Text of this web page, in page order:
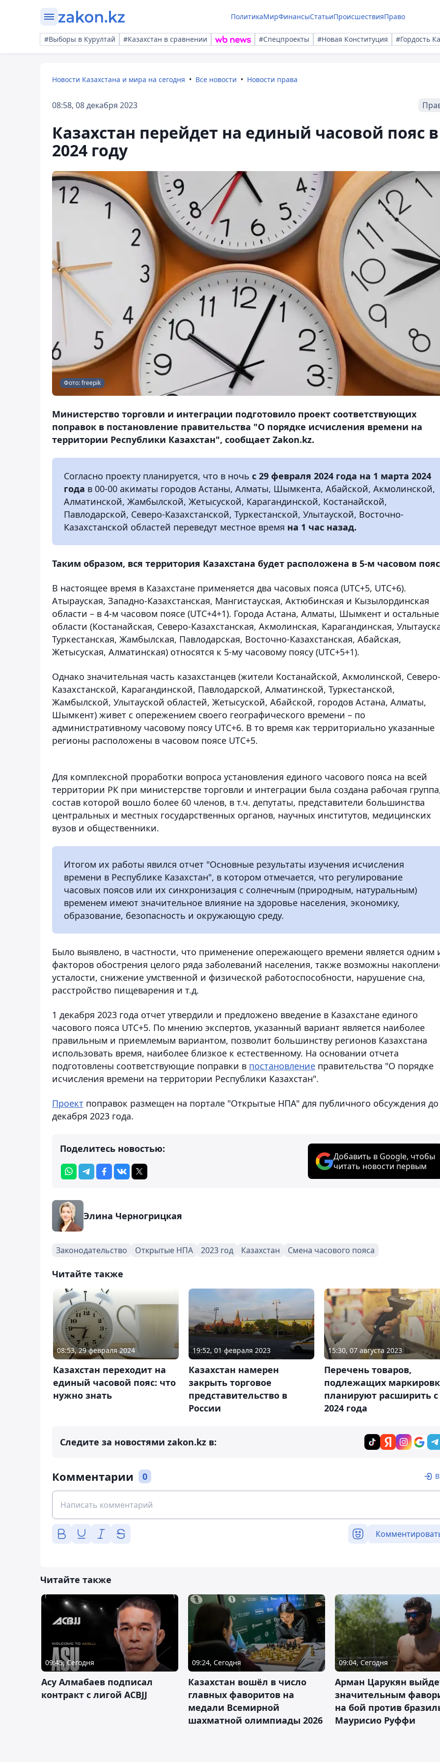
ПолитикаМирФинансыСтатьиПроисшествияПраво
#Выборы в Курултай #Казахстан в сравнении #Спецпроекты #Новая Конституция #Гордость
Новости Казахстана и мира на сегодня Все новости Новости права
08:58, 08 декабря 2023
Казахстан перейдет на единый часовой пояс в
2024 году
Фото: freepik
Министерство торговли и интеграции подготовило проект соответствующих
поправок в постановление правительства "О порядке исчисления времени на
территории Республики Казахстан", сообщает Zakon.kz.
Согласно проекту планируется, что в ночь с 29 февраля 2024 года на 1 марта 2024
года в 00-00 акиматы городов Астаны, Алматы, Шымкента, Абайской, Акмолинской,
Алматинской, Жамбылской, Жетысуской, Карагандинской, Костанайской,
Павлодарской, Северо-Казахстанской, Туркестанской, Улытауской, Восточно-
Казахстанской областей переведут местное время на 1 час назад.
Таким образом, вся территория Казахстана будет расположена в 5-м часовом
В настоящее время в Казахстане применяется два часовых пояса (UTC+5, UTC+6).
Атырауская, Западно-Казахстанская, Мангистауская, Актюбинская и Кызылординская
области – в 4-м часовом поясе (UTC+4+1). Города Астана, Алматы, Шымкент и остальные
области (Костанайская, Северо-Казахстанская, Акмолинская, Карагандинская,
Туркестанская, Жамбылская, Павлодарская, Восточно-Казахстанская, Абайская,
Жетысуская, Алматинская) относятся к 5-му часовому поясу (UTC+5+1).
Однако значительная часть казахстанцев (жители Костанайской, Акмолинской, Северо-
Казахстанской, Карагандинской, Павлодарской, Алматинской, Туркестанской,
Жамбылской, Улытауской областей, Жетысуской, Абайской, городов Астана, Алматы,
Шымкент) живет с опережением своего географического времени – по
административному часовому поясу UTC+6. В то время как территориально указанные
регионы расположены в часовом поясе UTC+5.
Для комплексной проработки вопроса установления единого часового пояса на всей
территории РК при министерстве торговли и интеграции была создана рабочая
состав которой вошло более 60 членов, в т.ч. депутаты, представители большинства
центральных и местных государственных органов, научных институтов, медицинских
вузов и общественники.
Итогом их работы явился отчет "Основные результаты изучения исчисления
времени в Республике Казахстан", в котором отмечается, что регулирование
часовых поясов или их синхронизация с солнечным (природным, натуральным)
временем имеют значительное влияние на здоровье населения, экономику,
образование, безопасность и окружающую среду.
Было выявлено, в частности, что применение опережающего времени является одним
факторов обострения целого ряда заболеваний населения, также возможны
усталости, снижение умственной и физической работоспособности, нарушение сна,
расстройство пищеварения и т.д.
1 декабря 2023 года отчет утвердили и предложено введение в Казахстане единого
часового пояса UTC+5. По мнению экспертов, указанный вариант является наиболее
правильным и приемлемым вариантом, позволит большинству регионов Казахстана
использовать время, наиболее близкое к естественному. На основании отчета
подготовлены соответствующие поправки в постановление правительства "О порядке
исчисления времени на территории Республики Казахстан".
Проект поправок размещен на портале "Открытые НПА" для публичного обсуждения до
декабря 2023 года.
Поделитесь новостью:
Добавить в Google, чтобы
читать новости первым
Элина Черногрицкая
Законодательство Открытые НПА 2023 год Казахстан Смена часового пояса
Читайте также
08:53, 29 февраля 2024
Казахстан переходит на
единый часовой пояс: что
нужно знать
19:52, 01 февраля 2023
Казахстан намерен
закрыть торговое
представительство в
России
15:30, 07 августа 2023
Перечень товаров,
подлежащих
планируют расширить с
2024 года
Следите за новостями zakon.kz в:
Комментарии 0
Читайте также
09:45, Сегодня
Асу Алмабаев подписал
контракт с лигой ACBJJ
09:24, Сегодня
Казахстан вошёл в число
главных фаворитов на
медали Всемирной
шахматной олимпиады 2026
09:04, Сегодня
Арман Царукян
значительным
на бой против
Маурисио Руффи